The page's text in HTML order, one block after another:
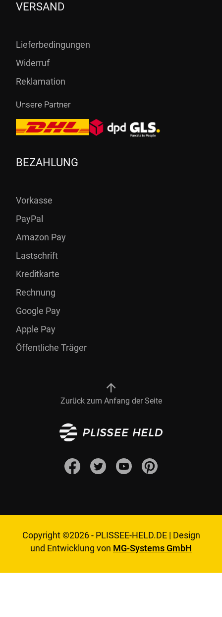
Zurück zum Anfang der Seite
VERSAND
Lieferbedingungen
Widerruf
Reklamation
Unsere Partner
BEZAHLUNG
Vorkasse
PayPal
Amazon Pay
Lastschrift
Kreditkarte
Rechnung
Google Pay
Apple Pay
Öffentliche Träger
Copyright ©2026 - PLISSEE-HELD.DE| Design
und Entwicklung von MG-Systems GmbH